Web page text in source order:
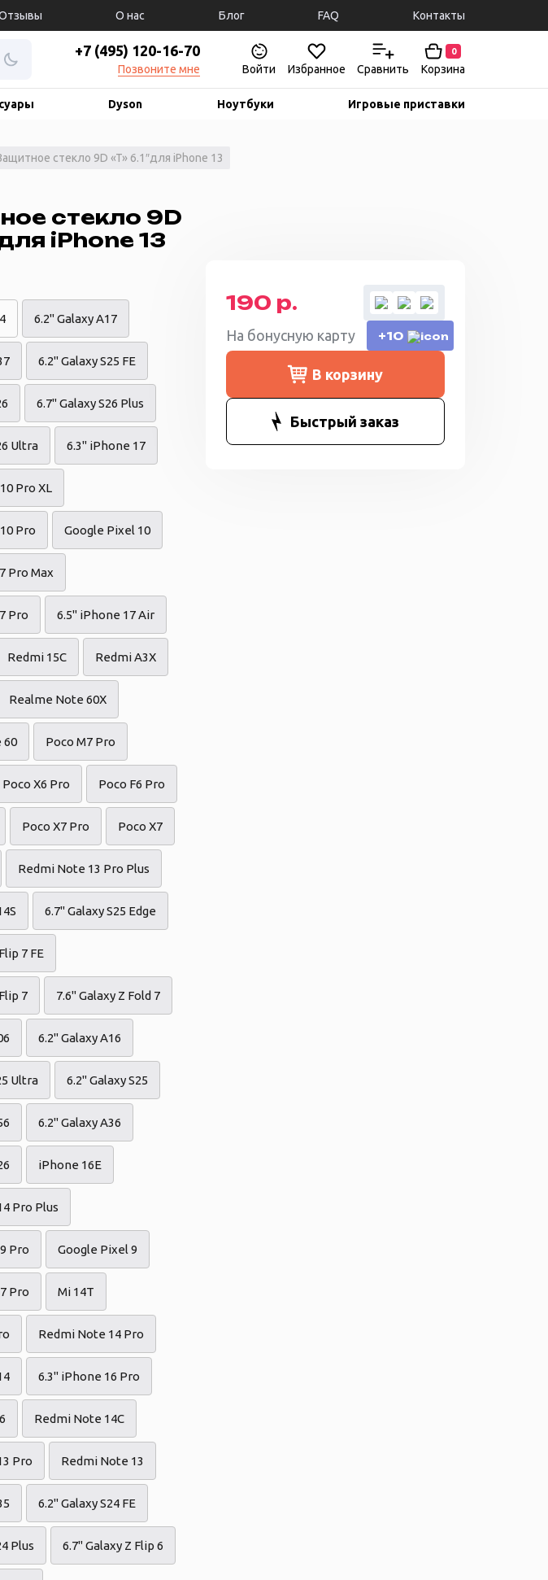
О нас Блог FAQ Контакты
+7 (495) 120-16-70
Позвоните мне Войти Избранное Сравнить
0
Корзина
Dyson Ноутбуки Игровые приставки
стекло 9D «T» 6.1″для iPhone 13
стекло 9D
iPhone 13
6.2" Galaxy A17
6.2" Galaxy S25 FE
6.7" Galaxy S26 Plus
Ultra 6.3" iPhone 17
Pro XL
Pro Google Pixel 10
Pro Max
Pro 6.5" iPhone 17 Air
Redmi 15C Redmi A3X
Realme Note 60X
60 Poco M7 Pro
Poco X6 Pro Poco F6 Pro
Poco X7 Pro Poco X7
Redmi Note 13 Pro Plus
6.7" Galaxy S25 Edge
7 FE
7 7.6" Galaxy Z Fold 7
6.2" Galaxy A16
Ultra 6.2" Galaxy S25
6.2" Galaxy A36
iPhone 16E
Pro Plus
Pro Google Pixel 9
Pro Mi 14T
Redmi Note 14 Pro
6.3" iPhone 16 Pro
Redmi Note 14C
Pro Redmi Note 13
6.2" Galaxy S24 FE
Plus 6.7" Galaxy Z Flip 6
190 р.
На бонусную карту +10
В корзину
Быстрый заказ